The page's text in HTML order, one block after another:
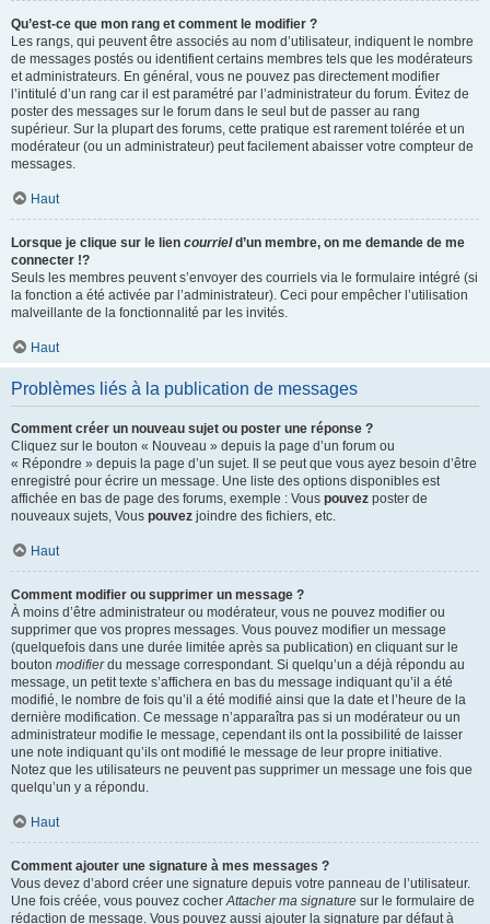
Qu’est-ce que mon rang et comment le modifier ?
Les rangs, qui peuvent être associés au nom d’utilisateur, indiquent le nombre
de messages postés ou identifient certains membres tels que les modérateurs
et administrateurs. En général, vous ne pouvez pas directement modifier
l’intitulé d’un rang car il est paramétré par l’administrateur du forum. Évitez de
poster des messages sur le forum dans le seul but de passer au rang
supérieur. Sur la plupart des forums, cette pratique est rarement tolérée et un
modérateur (ou un administrateur) peut facilement abaisser votre compteur de
messages.
Haut
Lorsque je clique sur le lien courrield’un membre, on me demande de me
connecter !?
Seuls les membres peuvent s’envoyer des courriels via le formulaire intégré (si
la fonction a été activée par l’administrateur). Ceci pour empêcher l’utilisation
malveillante de la fonctionnalité par les invités.
Haut
Problèmes liés à la publication de messages
Comment créer un nouveau sujet ou poster une réponse ?
Cliquez sur le bouton « Nouveau » depuis la page d’un forum ou
« Répondre » depuis la page d’un sujet. Il se peut que vous ayez besoin d’être
enregistré pour écrire un message. Une liste des options disponibles est
affichée en bas de page des forums, exemple : Vous pouvez poster de
nouveaux sujets, Vous pouvez joindre des fichiers, etc.
Haut
Comment modifier ou supprimer un message ?
À moins d’être administrateur ou modérateur, vous ne pouvez modifier ou
supprimer que vos propres messages. Vous pouvez modifier un message
(quelquefois dans une durée limitée après sa publication) en cliquant sur le
bouton modifierdu message correspondant. Si quelqu’un a déjà répondu au
message, un petit texte s’affichera en bas du message indiquant qu’il a été
modifié, le nombre de fois qu’il a été modifié ainsi que la date et l’heure de la
dernière modification. Ce message n’apparaîtra pas si un modérateur ou un
administrateur modifie le message, cependant ils ont la possibilité de laisser
une note indiquant qu’ils ont modifié le message de leur propre initiative.
Notez que les utilisateurs ne peuvent pas supprimer un message une fois que
quelqu’un y a répondu.
Haut
Comment ajouter une signature à mes messages ?
Vous devez d’abord créer une signature depuis votre panneau de l’utilisateur.
Une fois créée, vous pouvez cocherAttacher ma signature sur le formulaire de
rédaction de message. Vous pouvez aussi ajouter la signature par défaut à